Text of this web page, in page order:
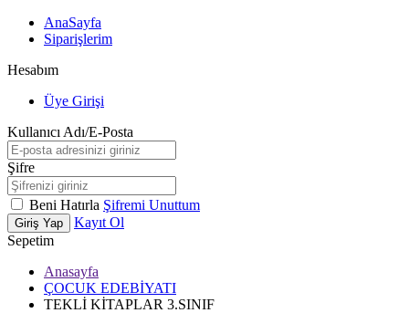
AnaSayfa
Siparişlerim
Hesabım
Üye Girişi
Kullanıcı Adı/E-Posta
Şifre
Beni Hatırla Şifremi Unuttum
Giriş Yap
Kayıt Ol
Sepetim
Anasayfa
ÇOCUK EDEBİYATI
TEKLİ KİTAPLAR 3.SINIF